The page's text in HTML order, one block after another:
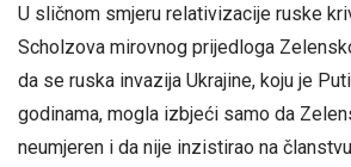
U sličnom smjeru relativizacije ruske
Scholzova mirovnog prijedloga
da se ruska invazija Ukrajine, koju je
godinama, mogla izbjeći samo da
neumjeren i da nije inzistirao na